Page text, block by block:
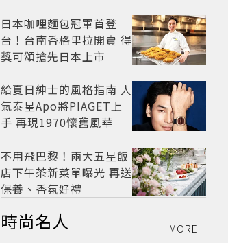
日本咖哩麵包冠軍首登
台！台南香格里拉開賣 得
獎可頌搶先日本上市
給夏日紳士的風格指南 人
氣泰星Apo將PIAGET上
手 再現1970懷舊風華
不用飛巴黎！兩大五星飯
店下午茶新菜單曝光 再送
保養、香氛好禮
時尚名人 MORE